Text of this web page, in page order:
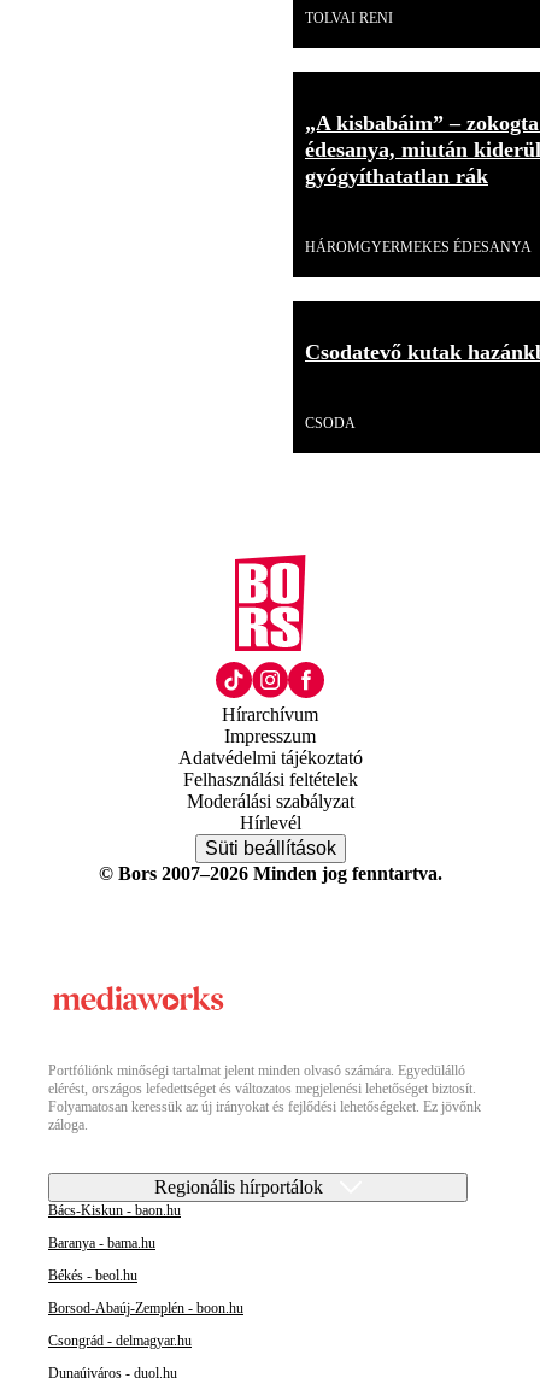
TOLVAI RENI
„A kisbabáim” –
édesanya, miután
gyógyíthatatlan rák
HÁROMGYERMEKES ÉDESANYA
Csodatevő kutak
CSODA
Hírarchívum
Impresszum
Adatvédelmi tájékoztató
Felhasználási feltételek
Moderálási szabályzat
Hírlevél
Süti beállítások
© Bors 2007–2026 Minden jog fenntartva.
Portfóliónk minőségi tartalmat jelent minden olvasó számára. Egyedülálló
elérést, országos lefedettséget és változatos megjelenési lehetőséget biztosít.
Folyamatosan keressük az új irányokat és fejlődési lehetőségeket. Ez jövőnk
záloga.
Regionális hírportálok
Bács-Kiskun - baon.hu
Baranya - bama.hu
Békés - beol.hu
Borsod-Abaúj-Zemplén - boon.hu
Csongrád - delmagyar.hu
Dunaújváros - duol.hu